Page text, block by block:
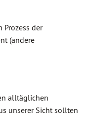
Prozess der
(andere
alltäglichen
unserer Sicht sollten